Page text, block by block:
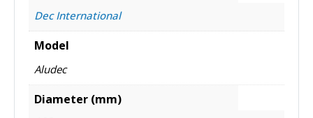
Dec International
Model
Aludec
Diameter (mm)